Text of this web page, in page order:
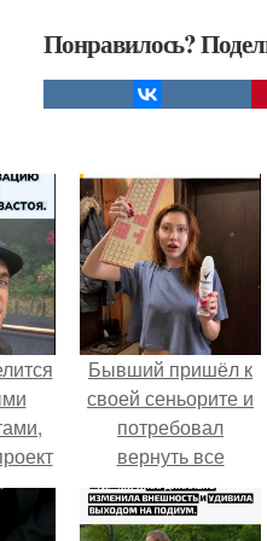
Понравилось?
Бывший пришёл к
своей сеньорите и
потребовал
вернуть все
подарки.